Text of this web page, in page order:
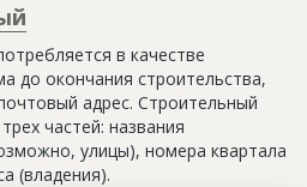
в качестве
до окончания строительства,
адрес. Строительный
частей: названия
улицы), номера квартала
(владения).